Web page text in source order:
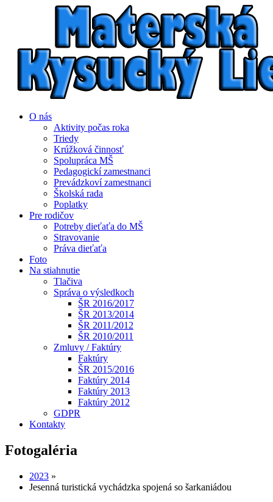
O nás
Aktivity počas roka
Triedy
Krúžková činnosť
Spolupráca MŠ
Pedagogickí zamestnanci
Prevádzkoví zamestnanci
Školská rada
Poplatky
Pre rodičov
Potreby dieťaťa do MŠ
Stravovanie
Práva dieťaťa
Foto
Na stiahnutie
Tlačiva
Správa o výsledkoch
ŠR 2016/2017
ŠR 2013/2014
ŠR 2011/2012
ŠR 2010/2011
Zmluvy / Faktúry
Faktúry
ŠR 2015/2016
Faktúry 2014
Faktúry 2013
Faktúry 2012
GDPR
Kontakty
Fotogaléria
2023 »
Jesenná turistická vychádzka spojená so šarkaniádou